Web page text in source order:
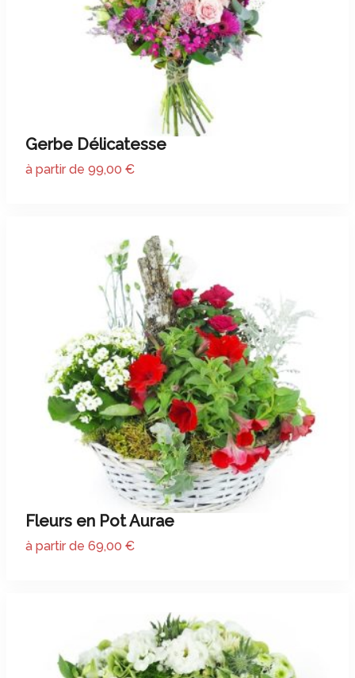
Gerbe Délicatesse
à partir de 99,00 €
Fleurs en Pot Aurae
à partir de 69,00 €